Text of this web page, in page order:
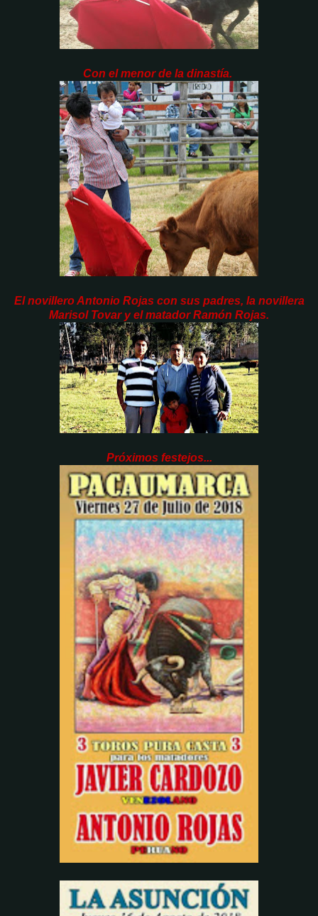
Con el menor de la dinastía.
El novillero Antonio Rojas con sus padres, la novillera
Marisol Tovar y el matador Ramón Rojas.
Próximos festejos...